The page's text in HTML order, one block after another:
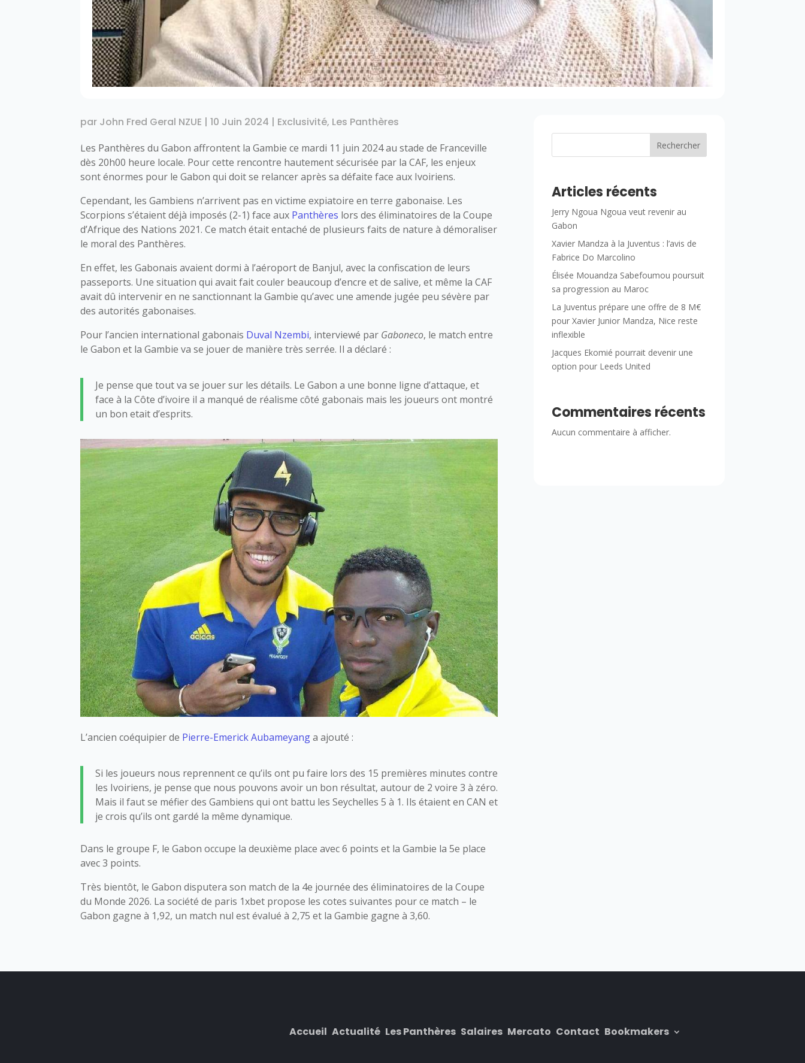
par John Fred Geral NZUE |10 Juin 2024 | Exclusivité, Les Panthères
Les Panthères du Gabon affrontent la Gambie ce mardi 11 juin 2024 au stade de Franceville
dès 20h00 heure locale. Pour cette rencontre hautement sécurisée par la CAF, les enjeux
sont énormes pour le Gabon qui doit se relancer après sa défaite face aux Ivoiriens.
Cependant, les Gambiens n’arrivent pas en victime expiatoire en terre gabonaise. Les
Scorpions s’étaient déjà imposés (2-1) face aux Panthères lors des éliminatoires de la Coupe
d’Afrique des Nations 2021. Ce match était entaché de plusieurs faits de nature à démoraliser
le moral des Panthères.
En effet, les Gabonais avaient dormi à l’aéroport de Banjul, avec la confiscation de leurs
passeports. Une situation qui avait fait couler beaucoup d’encre et de salive, et même la CAF
avait dû intervenir en ne sanctionnant la Gambie qu’avec une amende jugée peu sévère par
des autorités gabonaises.
Pour l’ancien international gabonais Duval Nzembi, interviewé par Gaboneco, le match entre
le Gabon et la Gambie va se jouer de manière très serrée. Il a déclaré :
Je pense que tout va se jouer sur les détails. Le Gabon a une bonne ligne d’attaque, et
face à la Côte d’ivoire il a manqué de réalisme côté gabonais mais les joueurs ont montré
un bon etait d’esprits.
L’ancien coéquipier de Pierre-Emerick Aubameyanga ajouté :
Si les joueurs nous reprennent ce qu’ils ont pu faire lors des 15 premières minutes contre
les Ivoiriens, je pense que nous pouvons avoir un bon résultat, autour de 2 voire 3 à zéro.
Mais il faut se méfier des Gambiens qui ont battu les Seychelles 5 à 1. Ils étaient en CAN et
je crois qu’ils ont gardé la même dynamique.
Dans le groupe F, le Gabon occupe la deuxième place avec 6 points et la Gambie la 5e place
avec 3 points.
Très bientôt, le Gabon disputera son match de la 4e journée des éliminatoires de la Coupe
du Monde 2026. La société de paris 1xbet propose les cotes suivantes pour ce match – le
Gabon gagne à 1,92, un match nul est évalué à 2,75 et la Gambie gagne à 3,60.
Rechercher
Articles récents
Jerry Ngoua Ngoua veut revenir au
Gabon
Xavier Mandza à la Juventus : l’avis de
Fabrice Do Marcolino
Élisée Mouandza Sabefoumou poursuit
sa progression au Maroc
La Juventus prépare une offre de 8 M€
pour Xavier Junior Mandza, Nice reste
inflexible
Jacques Ekomié pourrait devenir une
option pour Leeds United
Commentaires récents
Aucun commentaire à afficher.
Accueil Actualité Les Panthères Salaires Mercato Contact Bookmakers